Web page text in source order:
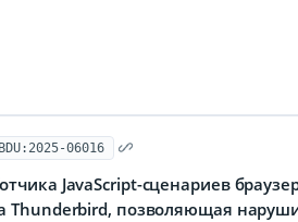
BDU:2025-06016
JavaScript-сценариев
Thunderbird, позволяющая